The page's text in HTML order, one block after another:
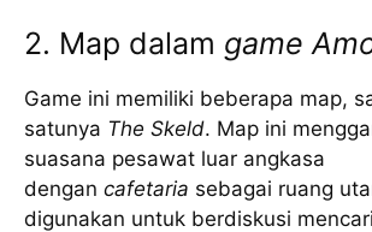
2. Map dalam game
Game ini memiliki beberapa map,
satunya The Skeld. Map ini
suasana pesawat luar angkasa
dengan cafetaria sebagai ruang
digunakan untuk berdiskusi mencari